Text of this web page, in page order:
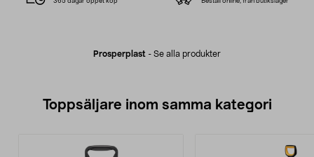
Prosperplast - Se alla produkter
Toppsäljare inom samma kategori